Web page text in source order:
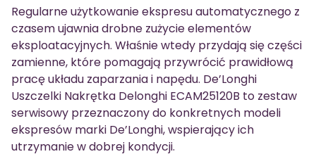
Regularne użytkowanie ekspresu automatycznego z
czasem ujawnia drobne zużycie elementów
eksploatacyjnych. Właśnie wtedy przydają się części
zamienne, które pomagają przywrócić prawidłową
pracę układu zaparzania i napędu. De’Longhi
Uszczelki Nakrętka Delonghi ECAM25120B to zestaw
serwisowy przeznaczony do konkretnych modeli
ekspresów marki De’Longhi, wspierający ich
utrzymanie w dobrej kondycji.